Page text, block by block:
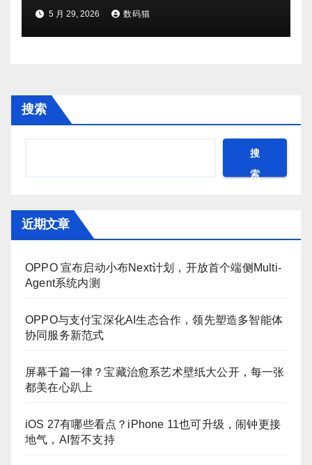
5 月 29, 2026 数码猫
搜索
搜
索
近期文章
OPPO 宣布启动小布Next计划，开放首个端侧Multi-
Agent系统内测
OPPO与支付宝深化AI生态合作，领先塑造多智能体
协同服务新范式
屏幕千篇一律？宝藏治愈系艺术壁纸大公开，每一张
都美在心趴上
iOS 27有哪些看点？iPhone 11也可升级，闹钟更接
地气，AI暂不支持